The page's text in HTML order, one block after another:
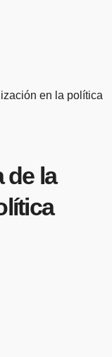
en la política
de la